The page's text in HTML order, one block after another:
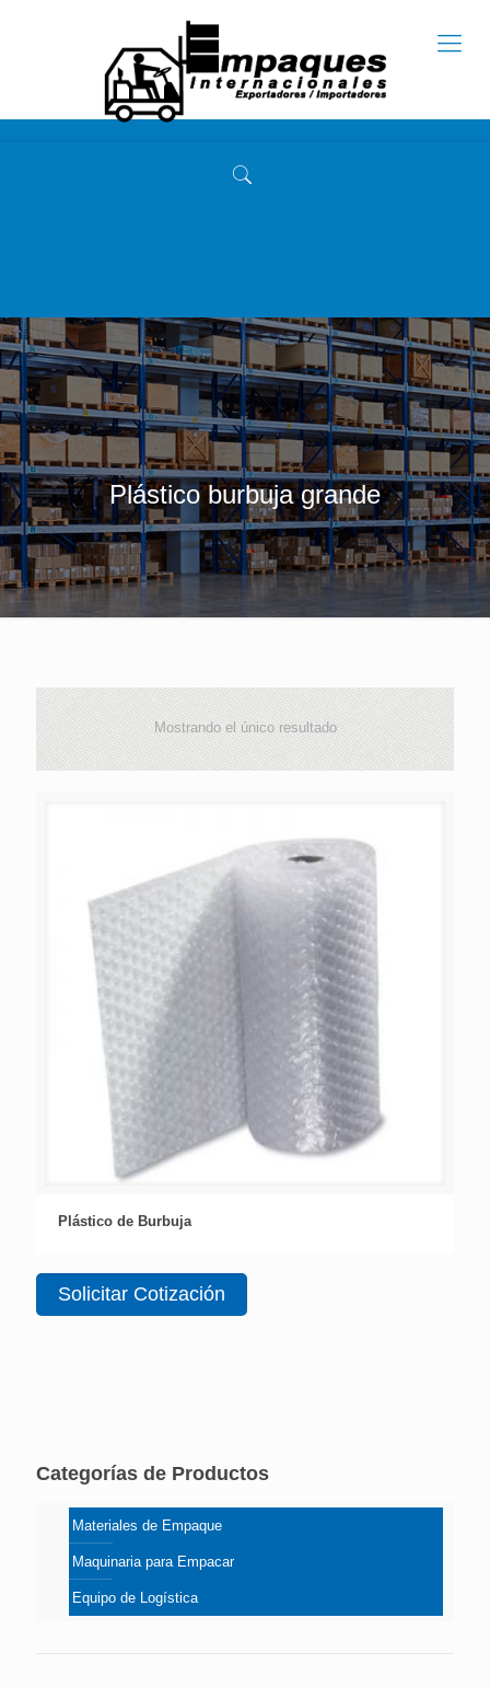
Plástico burbuja grande
Mostrando el único resultado
Plástico de Burbuja
Solicitar Cotización
Categorías de Productos
Materiales de Empaque
Maquinaria para Empacar
Equipo de Logística